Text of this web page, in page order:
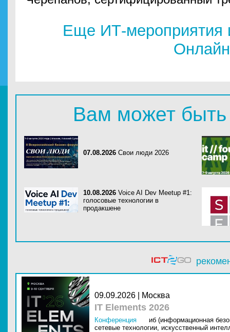
Еще ИТ-мероприятия
Онлайн
Вам может быть
07.08.2026 Свои люди 2026
10.08.2026 Voice AI Dev Meetup #1:
голосовые технологии в
продакшене
09.09.2026 | Москва
IT Elements 2026
Конференция
иб (информационная
сетевые технологии, искусственный